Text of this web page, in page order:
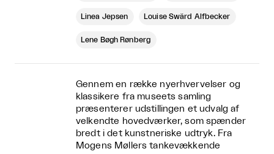
Linea Jepsen Louise Swärd Alfbecker
Lene Bøgh Rønberg
Gennem en række nyerhvervelser og
klassikere fra museets samling
præsenterer udstillingen et udvalg af
velkendte hovedværker, som spænder
bredt i det kunstneriske udtryk. Fra
Mogens Møllers tankevækkende